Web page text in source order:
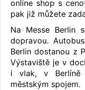
online shop s
pak již můžete
Na Messe Berlin
dopravou.
Berlin dostanou z
Výstaviště je v
i vlak, v Berlíně
městským spojem.